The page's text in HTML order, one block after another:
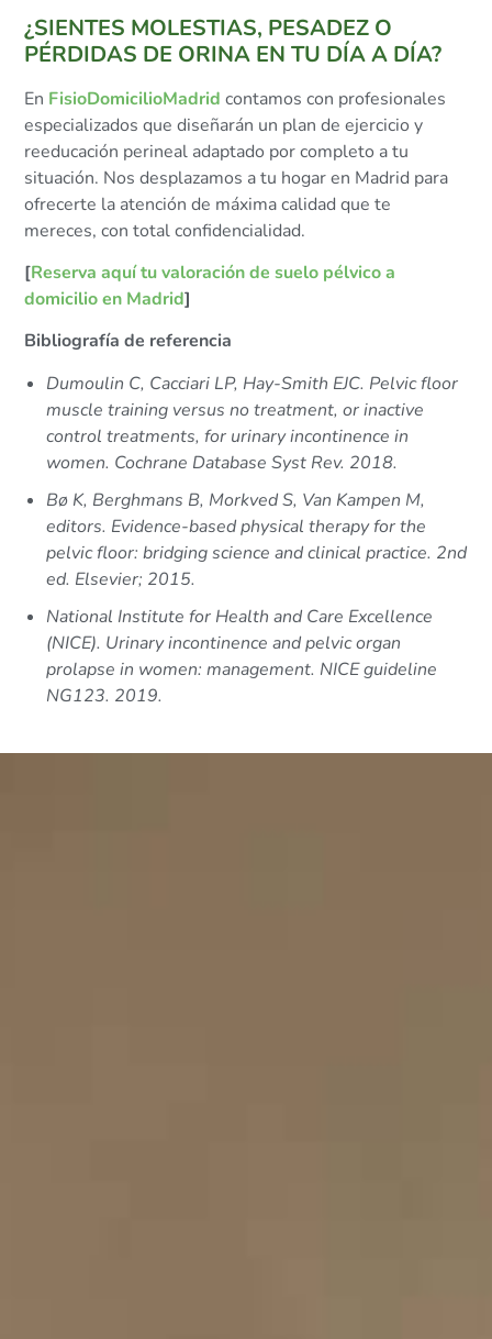
¿SIENTES MOLESTIAS, PESADEZ O
PÉRDIDAS DE ORINA EN TU DÍA A DÍA?
En FisioDomicilioMadrid contamos con profesionales
especializados que diseñarán un plan de ejercicio y
reeducación perineal adaptado por completo a tu
situación. Nos desplazamos a tu hogar en Madrid para
ofrecerte la atención de máxima calidad que te
mereces, con total confidencialidad.
[Reserva aquí tu valoración de suelo pélvico a
domicilio en Madrid]
Bibliografía de referencia
Dumoulin C, Cacciari LP, Hay-Smith EJC. Pelvic floor
muscle training versus no treatment, or inactive
control treatments, for urinary incontinence in
women. Cochrane Database Syst Rev. 2018.
Bø K, Berghmans B, Morkved S, Van Kampen M,
editors. Evidence-based physical therapy for the
pelvic floor: bridging science and clinical practice. 2nd
ed. Elsevier; 2015.
National Institute for Health and Care Excellence
(NICE). Urinary incontinence and pelvic organ
prolapse in women: management. NICE guideline
NG123. 2019.